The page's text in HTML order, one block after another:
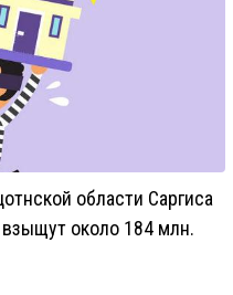
области Саргиса
взыщут около 184 млн.